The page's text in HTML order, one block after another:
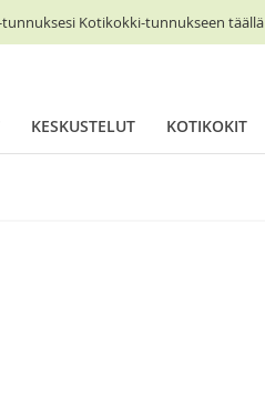
Kotikokki-tunnukseen täällä
KESKUSTELUT KOTIKOKIT